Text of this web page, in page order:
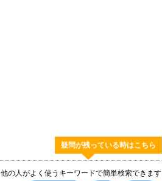
疑問が残っている時はこちら
他の人がよく使うキーワードで簡単検索できます